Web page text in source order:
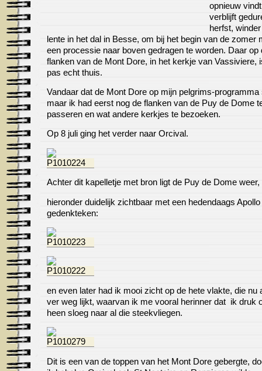
opnieuw
verblijft
herfst,
lente in het dal in Besse, om bij het begin van de zomer
een processie naar boven gedragen te worden. Daar op
flanken van de Mont Dore, in het kerkje van Vassiviere,
pas echt thuis.
Vandaar dat de Mont Dore op mijn pelgrims-programma
maar ik had eerst nog de flanken van de Puy de Dome
passeren en wat andere kerkjes te bezoeken.
Op 8 juli ging het verder naar Orcival.
Achter dit kapelletje met bron ligt de Puy de Dome weer,
hieronder duidelijk zichtbaar met een hedendaags Apollo
gedenkteken:
en even later had ik mooi zicht op de hete vlakte, die nu
ver weg lijkt, waarvan ik me vooral herinner dat ik druk
heen sloeg naar al die steekvliegen.
Dit is een van de toppen van het Mont Dore gebergte,